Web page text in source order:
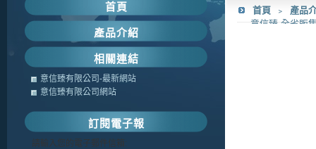
首頁 ﹥
產品
意信臻-全省販
首頁
產品介紹
相關連結
意信臻有限公司-最新網站
意信臻有限公司網站
訂閱電子報
請輸入您的電子郵件信箱: